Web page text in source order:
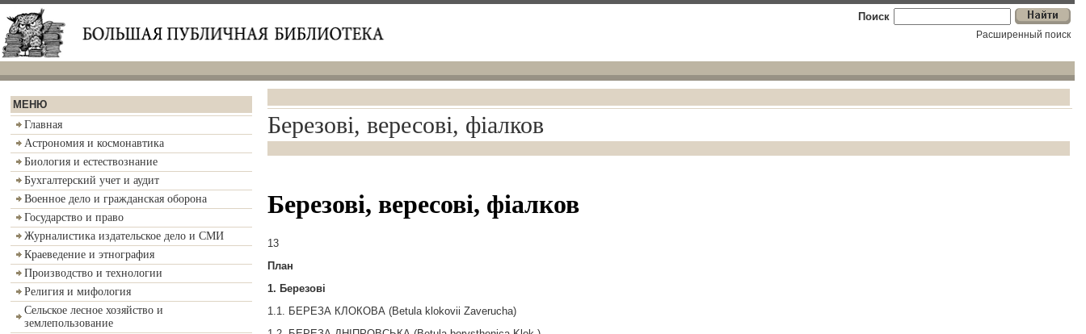
Поиск
Расширенный поиск
МЕНЮ
Главная
Астрономия и космонавтика
Биология и естествознание
Бухгалтерский учет и аудит
Военное дело и гражданская оборона
Государство и право
Журналистика издательское дело и СМИ
Краеведение и этнография
Производство и технологии
Религия и мифология
Сельское лесное хозяйство и
землепользование
Березові, вересові, фіалков
Березові, вересові, фіалков
13
План
1. Березові
1.1. БЕРЕЗА КЛОКОВА (Betula klokovii Zaverucha)